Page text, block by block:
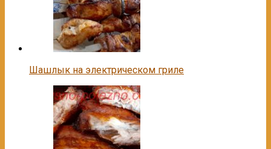
Шашлык на электрическом гриле